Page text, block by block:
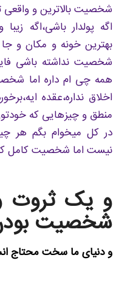
شخصیت بالاترین و واقعی
اگه پولدار باشی،اگه
بهترین خونه و مکان و
شخصیت نداشته باشی
همه چی ام داره اما
اخلاق نداره،عقده
منطق و چیزهایی که
در کل میخوام بگم هر
نیست اما شخصیت کامل
و یک ثروت
شخصیت
و دنیای ما سخت محتاج